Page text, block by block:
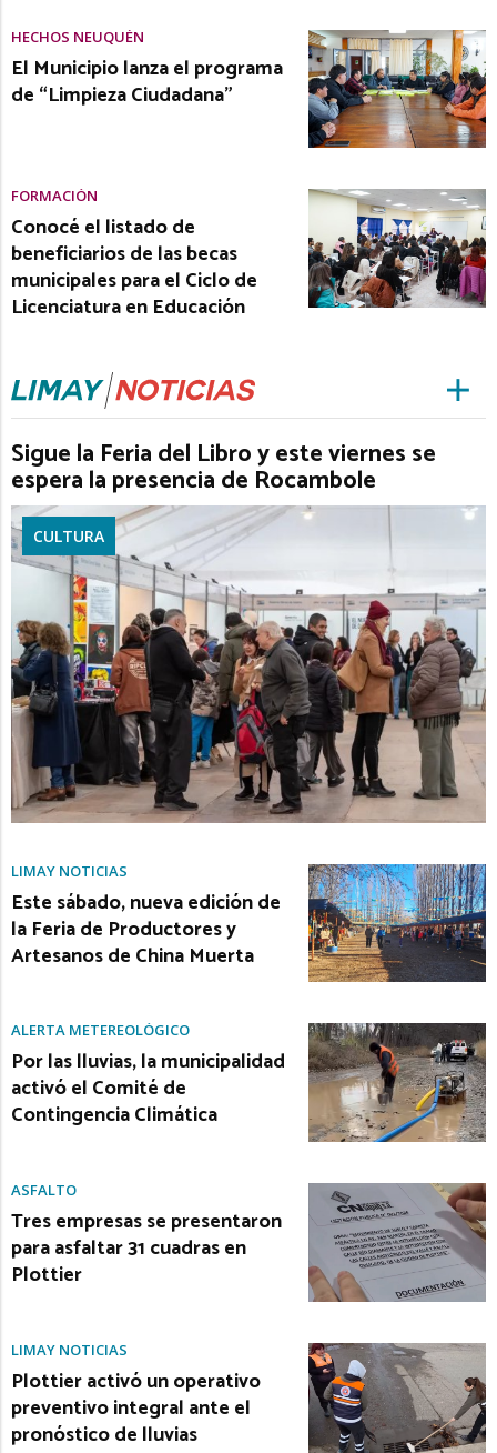
HECHOS NEUQUÉN
El Municipio lanza el programa
de “Limpieza Ciudadana”
FORMACIÓN
Conocé el listado de
beneficiarios de las becas
municipales para el Ciclo de
Licenciatura en Educación
Sigue la Feria del Libro y este viernes se
espera la presencia de Rocambole
CULTURA
LIMAY NOTICIAS
Este sábado, nueva edición de
la Feria de Productores y
Artesanos de China Muerta
ALERTA METEREOLÓGICO
Por las lluvias, la municipalidad
activó el Comité de
Contingencia Climática
ASFALTO
Tres empresas se presentaron
para asfaltar 31 cuadras en
Plottier
LIMAY NOTICIAS
Plottier activó un operativo
preventivo integral ante el
pronóstico de lluvias